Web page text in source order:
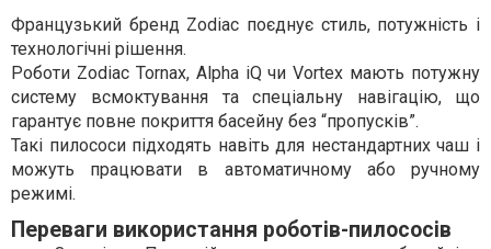
Французький бренд Zodiac поєднує стиль, потужність і
технологічні рішення.
Роботи Zodiac Tornax, Alpha iQ чи Vortex мають потужну
систему всмоктування та спеціальну навігацію, що
гарантує повне покриття басейну без “пропусків”.
Такі пилососи підходять навіть для нестандартних чаш і
можуть працювати в автоматичному або ручному
режимі.
Переваги використання роботів-пилососів